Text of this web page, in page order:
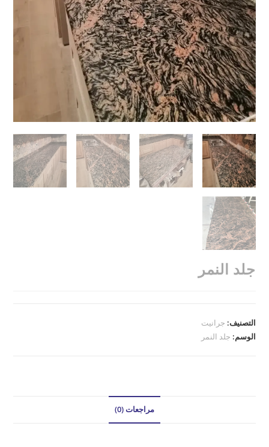
جلد النمر
التصنيف: جرانيت
الوسم: جلد النمر
مراجعات (0)